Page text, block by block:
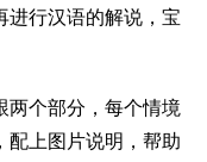
进行汉语的解说，宝
两个部分，每个情境
配上图片说明，帮助